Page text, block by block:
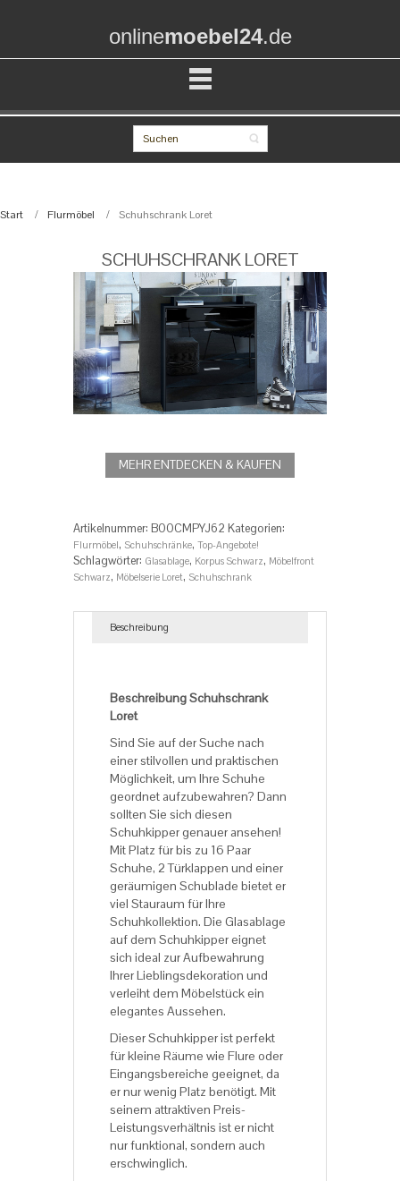
onlinemoebel24.de
Start Flurmöbel Schuhschrank Loret
SCHUHSCHRANK LORET
MEHR ENTDECKEN & KAUFEN
Artikelnummer: B00CMPYJ62 Kategorien:
Flurmöbel, Schuhschränke, Top-Angebote!
Schlagwörter: Glasablage, Korpus Schwarz, Möbelfront
Schwarz, Möbelserie Loret, Schuhschrank
Beschreibung
Beschreibung Schuhschrank
Loret
Sind Sie auf der Suche nach
einer stilvollen und praktischen
Möglichkeit, um Ihre Schuhe
geordnet aufzubewahren? Dann
sollten Sie sich diesen
Schuhkipper genauer ansehen!
Mit Platz für bis zu 16 Paar
Schuhe, 2 Türklappen und einer
geräumigen Schublade bietet er
viel Stauraum für Ihre
Schuhkollektion. Die Glasablage
auf dem Schuhkipper eignet
sich ideal zur Aufbewahrung
Ihrer Lieblingsdekoration und
verleiht dem Möbelstück ein
elegantes Aussehen.
Dieser Schuhkipper ist perfekt
für kleine Räume wie Flure oder
Eingangsbereiche geeignet, da
er nur wenig Platz benötigt. Mit
seinem attraktiven Preis-
Leistungsverhältnis ist er nicht
nur funktional, sondern auch
erschwinglich.